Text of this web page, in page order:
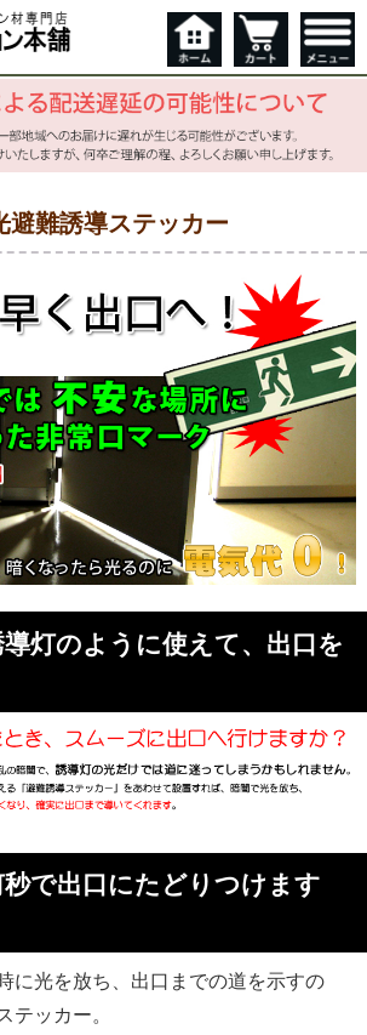
避難誘導ステッカー
灯のように使えて、出口を
で出口にたどりつけます
に光を放ち、出口までの道を示すの
テッカー。